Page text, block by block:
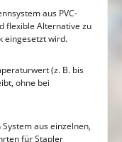
aus PVC-
flexible Alternative zu
eingesetzt wird.
(z. B. bis
ohne bei
System aus einzelnen,
für Stapler